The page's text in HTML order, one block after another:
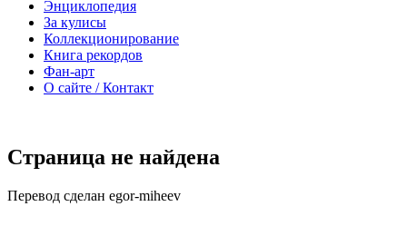
Энциклопедия
За кулисы
Коллекционирование
Книга рекордов
Фан-арт
О сайте / Контакт
Страница не найдена
Перевод сделан egor-miheev